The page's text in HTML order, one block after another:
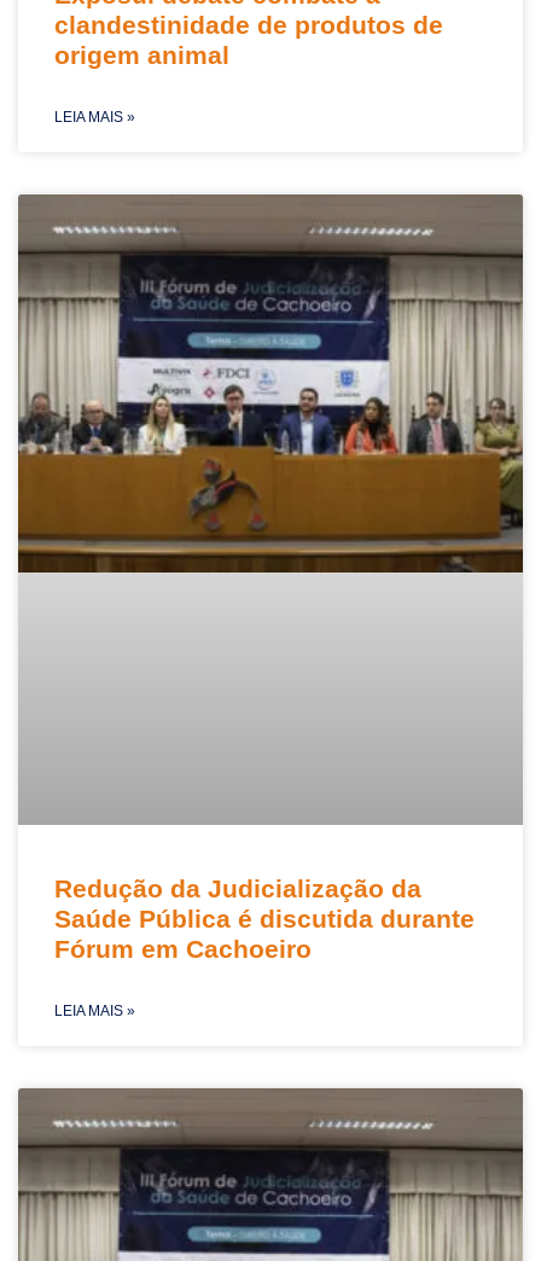
clandestinidade de produtos de
origem animal
LEIA MAIS »
Redução da Judicialização da
Saúde Pública é discutida durante
Fórum em Cachoeiro
LEIA MAIS »